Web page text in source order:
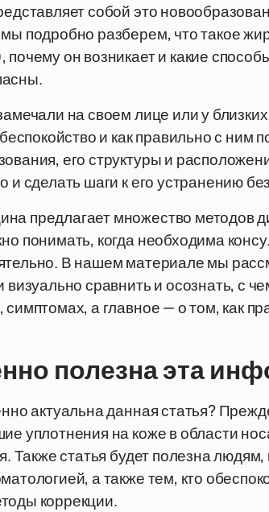
собой это
подробно разберем, что такое
он возникает и какие
на своем лице или у
и как правильно с ним
его структуры и
и сделать шаги к его устранению
предлагает множество методов
понимать, когда необходима
В нашем материале мы
сравнить и осознать, с
а главное — о том, как
полезна эта
актуальна данная статья?
уплотнения на коже в области
Также статья будет полезна
а также тем, кто
коррекции.